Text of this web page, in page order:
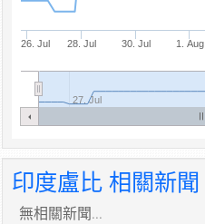
26. Jul 28. Jul 30. Jul 1. Aug
27. Jul
印度盧比 相關新聞
無相關新聞...